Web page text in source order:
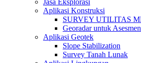
Jasa Eksplorasi
Aplikasi Konstruksi
SURVEY UTILITAS
Georadar untuk
Aplikasi Geotek
Slope Stabilization
Survey Tanah Lunak